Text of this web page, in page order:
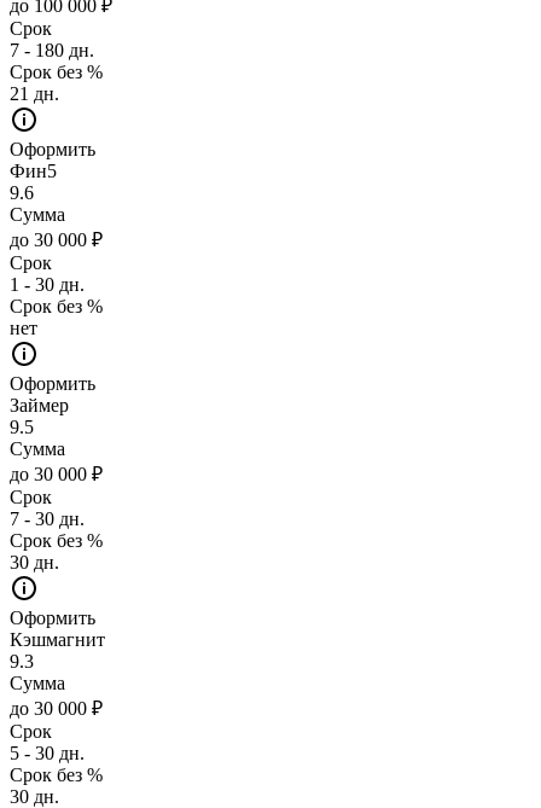
до 100 000 ₽
Срок
7 - 180 дн.
Срок без %
21 дн.
Оформить
Фин5
9.6
Сумма
до 30 000 ₽
Срок
1 - 30 дн.
Срок без %
нет
Оформить
Займер
9.5
Сумма
до 30 000 ₽
Срок
7 - 30 дн.
Срок без %
30 дн.
Оформить
Кэшмагнит
9.3
Сумма
до 30 000 ₽
Срок
5 - 30 дн.
Срок без %
30 дн.